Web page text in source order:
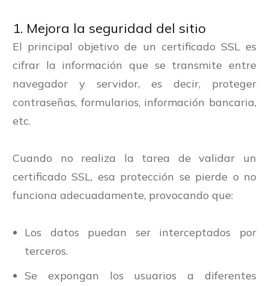
1. Mejora la seguridad del sitio
El principal objetivo de un certificado SSL es
cifrar la información que se transmite entre
navegador y servidor, es decir, proteger
contraseñas, formularios, información bancaria,
etc.
Cuando no realiza la tarea de validar un
certificado SSL, esa protección se pierde o no
funciona adecuadamente, provocando que:
Los datos puedan ser interceptados por
terceros.
Se expongan los usuarios a diferentes